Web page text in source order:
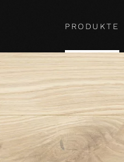
PRODUKTE